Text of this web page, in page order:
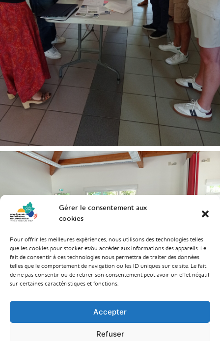
Gérer le consentement aux
cookies
Pour offrir les meilleures expériences, nous utilisons des technologies telles
que les cookies pour stocker et/ou accéder aux informations des appareils. Le
fait de consentir à ces technologies nous permettra de traiter des données
telles que le comportement de navigation ou les ID uniques sur ce site. Le fait
de ne pas consentir ou de retirer son consentement peut avoir un effet négatif
sur certaines caractéristiques et fonctions.
Accepter
Refuser